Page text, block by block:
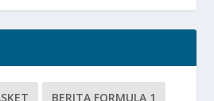
BERITA FORMULA 1